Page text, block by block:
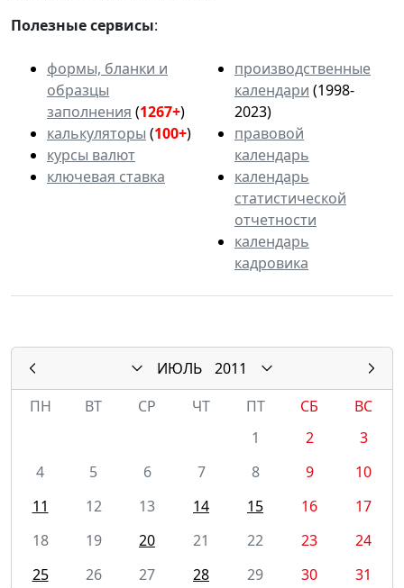
Полезные сервисы:
формы, бланки и
образцы
заполнения (1267+)
калькуляторы (100+)
курсы валют
ключевая ставка
производственные
календари (1998-
2023)
правовой
календарь
календарь
статистической
отчетности
календарь
кадровика
ИЮЛЬ
2011
ПН
ВТ СР ЧТ ПТ СБ
ВС
1
2
3
4
5 6 7 8 9
10
11
12 13 14 15 16
17
18
19 20 21 22 23
24
25
26 27 28 29 30 31